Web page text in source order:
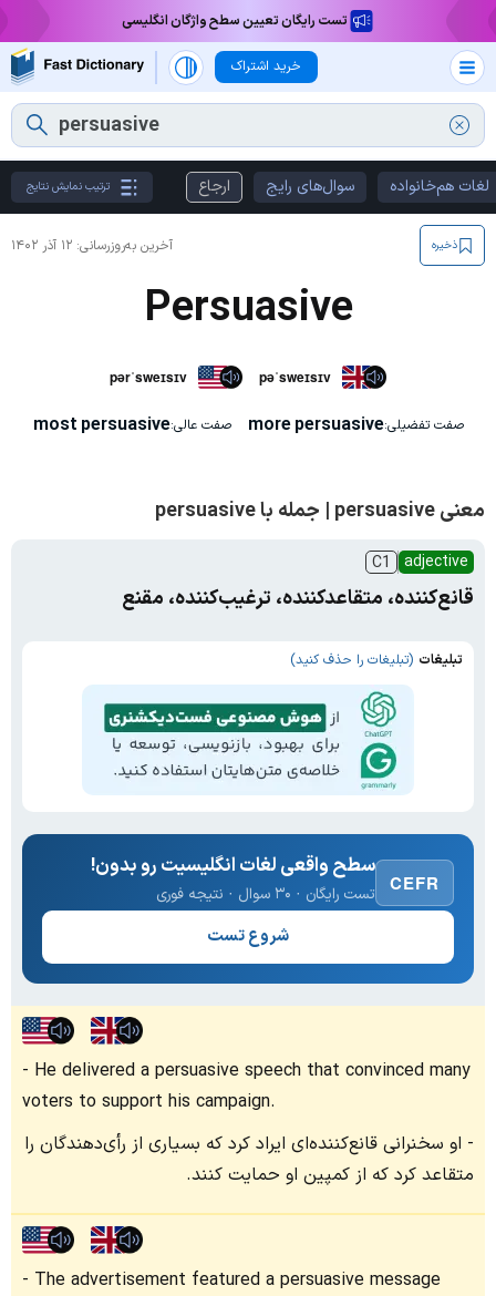
تست رایگان تعیین سطح واژگان انگلیسی
خرید اشتراک
لغات هم‌خانواده سوال‌های رایج ارجاع ترتیب نمایش نتایج
آخرین به‌روزرسانی: ۱۲ آذر ۱۴۰۲ ذخیره
Persuasive
pərˈsweɪsɪv pəˈsweɪsɪv
صفت تفضیلی:more persuasive صفت عالی:most persuasive
معنی persuasive | جمله با persuasive
adjective
C1
قانع‌کننده، متقاعد‌کننده، ترغیب‌کننده، مقنع
تبلیغات (تبلیغات را حذف کنید)
CEFR
سطح واقعی لغات انگلیسیت رو بدون!
تست رایگان · ۳۰ سوال · نتیجه فوری
شروع تست
He delivered a persuasive speech that convinced many
voters to support his campaign.
او سخنرانی قانع‌کننده‌ای ایراد کرد که بسیاری از رأی‌دهندگان را
متقاعد کرد که از کمپین او حمایت کنند.
The advertisement featured a persuasive message